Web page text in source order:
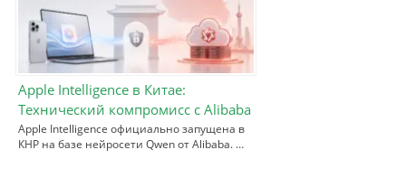
Apple Intelligence в Китае:
Технический компромисс с Alibaba
Apple Intelligence официально запущена в
КНР на базе нейросети Qwen от Alibaba. …